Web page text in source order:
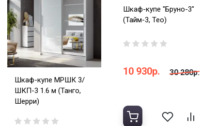
Шкаф-купе МРШК 3/
ШКП-3 1.6 м (Танго,
Шерри)
Шкаф-купе "Бруно-3"
(Тайм-3, Тео)
10 930р. 30 280р.